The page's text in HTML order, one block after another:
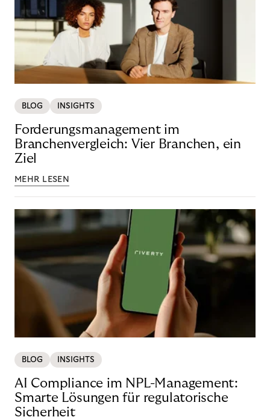
BLOG INSIGHTS
Forderungsmanagement im
Branchenvergleich: Vier Branchen, ein
Ziel
MEHR LESEN
BLOG INSIGHTS
AI Compliance im NPL-Management:
Smarte Lösungen für regulatorische
Sicherheit